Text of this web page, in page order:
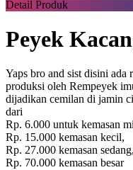
Detail Produk
Peyek
Yaps bro and sist disini ada
produksi oleh Rempeyek
dijadikan cemilan di jamin
dari
Rp. 6.000 untuk kemasan
Rp. 15.000 kemasan kecil,
Rp. 27.000 kemasan sedang,
Rp. 70.000 kemasan besar